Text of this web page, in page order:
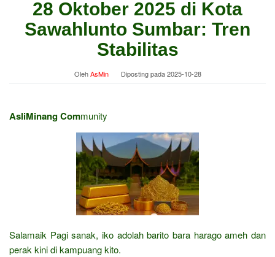
28 Oktober 2025 di Kota
Sawahlunto Sumbar: Tren
Stabilitas
OlehAsMin Diposting pada2025-10-28
AsliMinang Community
Salamaik Pagi sanak, iko adolah barito bara harago ameh dan
perak kini di kampuang kito.